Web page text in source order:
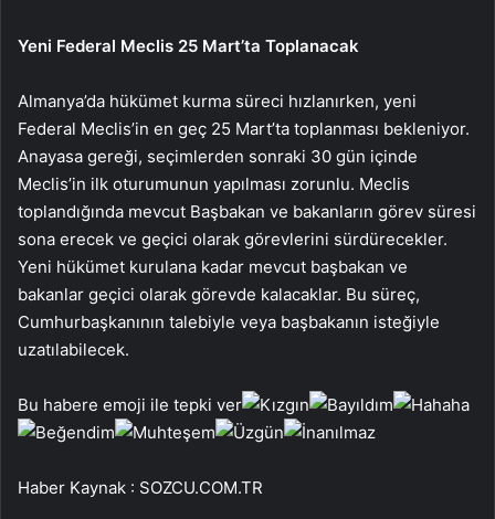
Yeni Federal Meclis 25 Mart’ta Toplanacak
Almanya’da hükümet kurma süreci hızlanırken, yeni
Federal Meclis’in en geç 25 Mart’ta toplanması bekleniyor.
Anayasa gereği, seçimlerden sonraki 30 gün içinde
Meclis’in ilk oturumunun yapılması zorunlu. Meclis
toplandığında mevcut Başbakan ve bakanların görev süresi
sona erecek ve geçici olarak görevlerini sürdürecekler.
Yeni hükümet kurulana kadar mevcut başbakan ve
bakanlar geçici olarak görevde kalacaklar. Bu süreç,
Cumhurbaşkanının talebiyle veya başbakanın isteğiyle
uzatılabilecek.
Bu habere emoji ile tepki ver
Haber Kaynak : SOZCU.COM.TR